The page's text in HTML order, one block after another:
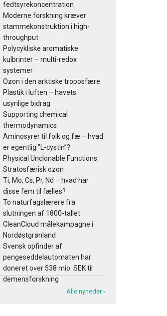
fedtsyrekoncentration
Moderne forskning kræver
stammekonstruktion i high-
throughput
Polycykliske aromatiske
kulbrinter – multi-redox
systemer
Ozon i den arktiske troposfære
Plastik i luften – havets
usynlige bidrag
Supporting chemical
thermodynamics
Aminosyrer til folk og fæ – hvad
er egentlig ”L-cystin”?
Physical Unclonable Functions
Stratosfærisk ozon
Ti, Mo, Cs, Pr, Nd – hvad har
disse fem til fælles?
To naturfagslærere fra
slutningen af 1800-tallet
CleanCloud målekampagne i
Nordøstgrønland
Svensk opfinder af
pengeseddelautomaten har
doneret over 538 mio. SEK til
demensforskning
Alle nyheder ›